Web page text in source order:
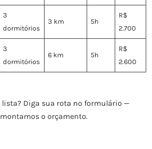
3
dormitórios
3 km 5h
R$
2.700
3
dormitórios
6 km 5h
R$
2.600
lista? Diga sua rota no formulário —
montamos o orçamento.